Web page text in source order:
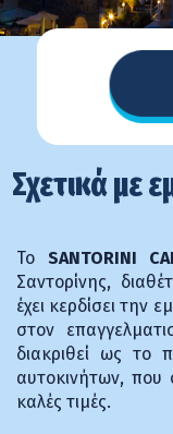
Σχετικά με
Το SANTORINI
Σαντορίνης,
έχει κερδίσει την
στον
διακριθεί ως το
αυτοκινήτων, που
καλές τιμές.